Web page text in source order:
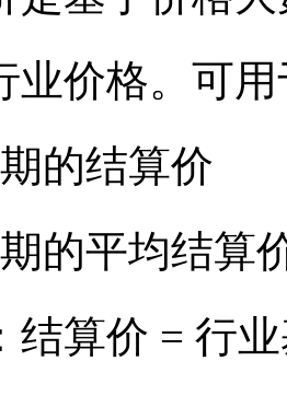
业价格。可
的结算价
的平均结算
结算价 = 行